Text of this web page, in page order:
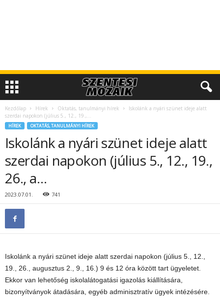
Kezdőlap Hírek Oktatás, tanulmányi hírek
Iskolánk a nyári szünet ideje alatt
szerdai napokon (július 5., 12., 19.,...
HÍREK OKTATÁS, TANULMÁNYI HÍREK
Iskolánk a nyári szünet ideje alatt
szerdai napokon (július 5., 12., 19.,
26., a…
2023.07.01. 741
Iskolánk a nyári szünet ideje alatt szerdai napokon (július 5., 12.,
19., 26., augusztus 2., 9., 16.) 9 és 12 óra között tart ügyeletet.
Ekkor van lehetőség iskolalátogatási igazolás kiállítására,
bizonyítványok átadására, egyéb adminisztratív ügyek intézésére.